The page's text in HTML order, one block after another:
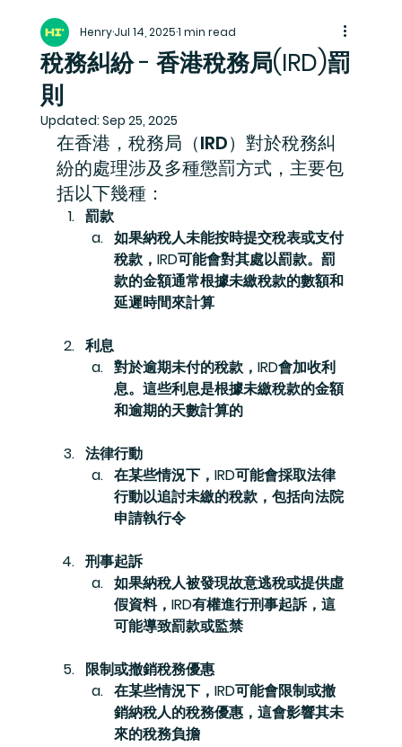
稅務糾紛 - 香港稅務局(IRD)罰
則
HenryJul 14, 20251 min read
Updated: Sep 25, 2025
在香港，稅務局（IRD）對於稅務糾
紛的處理涉及多種懲罰方式，主要包
括以下幾種：
罰款
如果納稅人未能按時提交稅表或支付
稅款，IRD可能會對其處以罰款。罰
款的金額通常根據未繳稅款的數額和
延遲時間來計算
利息
對於逾期未付的稅款，IRD會加收利
息。這些利息是根據未繳稅款的金額
和逾期的天數計算的
法律行動
在某些情況下，IRD可能會採取法律
行動以追討未繳的稅款，包括向法院
申請執行令
刑事起訴
如果納稅人被發現故意逃稅或提供虛
假資料，IRD有權進行刑事起訴，這
可能導致罰款或監禁
限制或撤銷稅務優惠
在某些情況下，IRD可能會限制或撤
銷納稅人的稅務優惠，這會影響其未
來的稅務負擔